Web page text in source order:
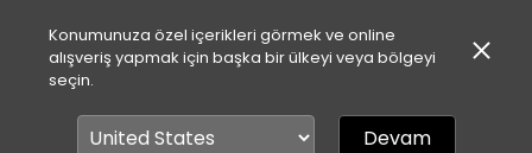
Konumunuza özel içerikleri görmek ve online
alışveriş yapmak için başka bir ülkeyi veya bölgeyi
seçin.
Devam